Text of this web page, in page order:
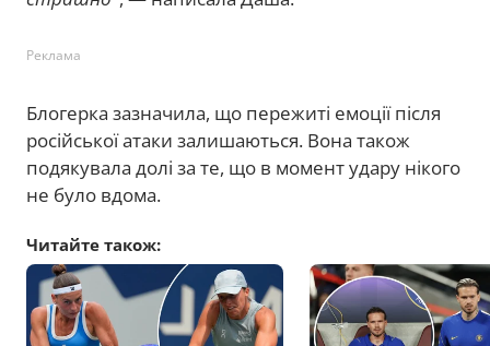
Реклама
Блогерка зазначила, що пережиті емоції після
російської атаки залишаються. Вона також
подякувала долі за те, що в момент удару нікого
не було вдома.
Читайте також: